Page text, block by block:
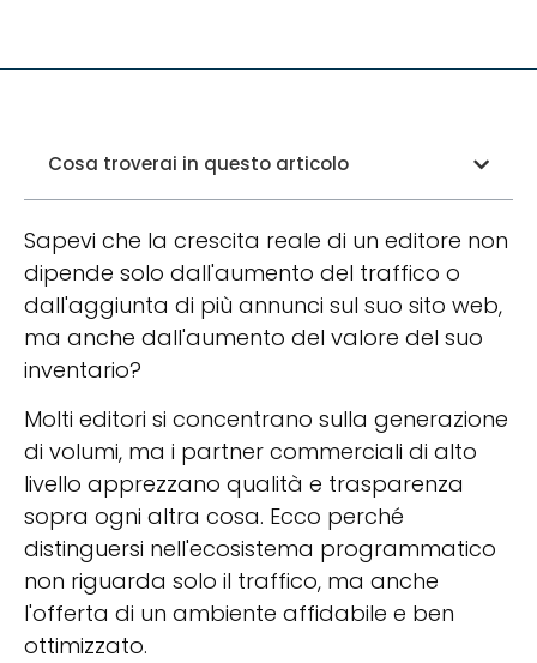
Cosa troverai in questo articolo
Sapevi che la crescita reale di un editore non
dipende solo dall'aumento del traffico o
dall'aggiunta di più annunci sul suo sito web,
ma anche dall'aumento del valore del suo
inventario?
Molti editori si concentrano sulla generazione
di volumi, ma i partner commerciali di alto
livello apprezzano qualità e trasparenza
sopra ogni altra cosa. Ecco perché
distinguersi nell'ecosistema programmatico
non riguarda solo il traffico, ma anche
l'offerta di un ambiente affidabile e ben
ottimizzato.